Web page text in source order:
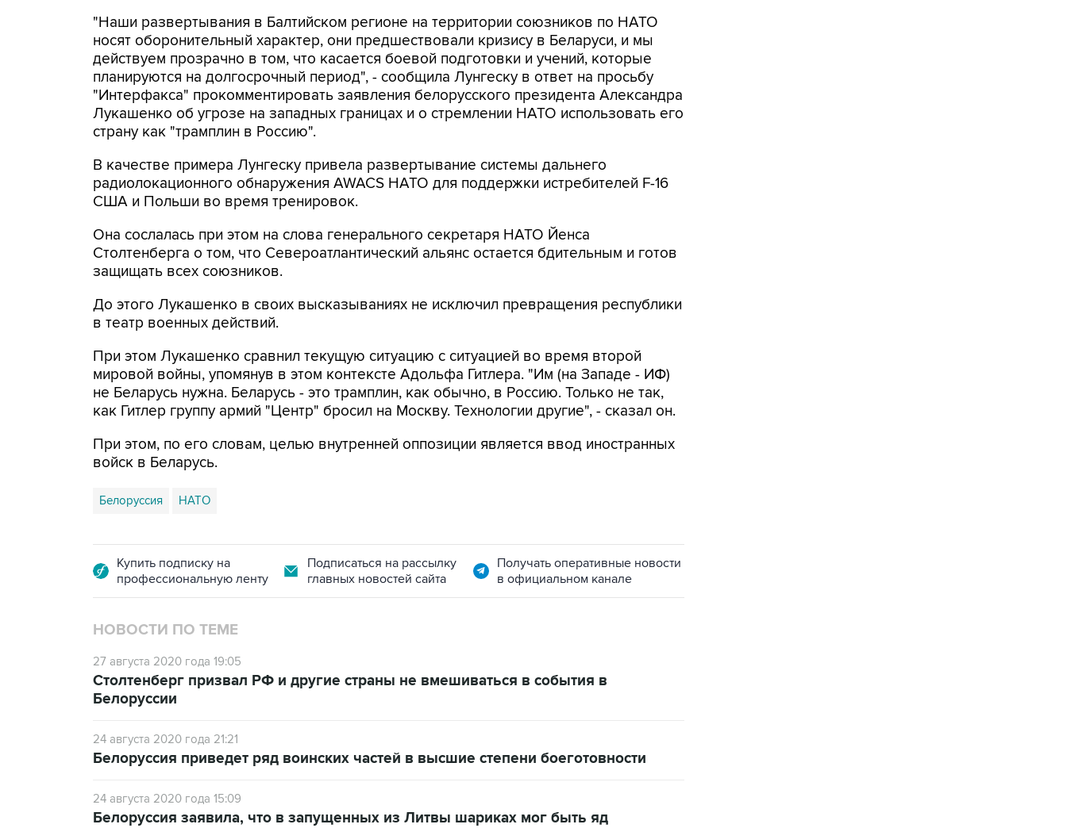
"Наши развертывания в Балтийском регионе на территории союзников по НАТО
носят оборонительный характер, они предшествовали кризису в Беларуси, и мы
действуем прозрачно в том, что касается боевой подготовки и учений, которые
планируются на долгосрочный период", - сообщила Лунгеску в ответ на просьбу
"Интерфакса" прокомментировать заявления белорусского президента Александра
Лукашенко об угрозе на западных границах и о стремлении НАТО использовать его
страну как "трамплин в Россию".
В качестве примера Лунгеску привела развертывание системы дальнего
радиолокационного обнаружения AWACS НАТО для поддержки истребителей F-16
США и Польши во время тренировок.
Она сослалась при этом на слова генерального секретаря НАТО Йенса
Столтенберга о том, что Североатлантический альянс остается бдительным и готов
защищать всех союзников.
До этого Лукашенко в своих высказываниях не исключил превращения республики
в театр военных действий.
При этом Лукашенко сравнил текущую ситуацию с ситуацией во время второй
мировой войны, упомянув в этом контексте Адольфа Гитлера. "Им (на Западе - ИФ)
не Беларусь нужна. Беларусь - это трамплин, как обычно, в Россию. Только не так,
как Гитлер группу армий "Центр" бросил на Москву. Технологии другие", - сказал он.
При этом, по его словам, целью внутренней оппозиции является ввод иностранных
войск в Беларусь.
Белоруссия НАТО
Купить подписку на
профессиональную ленту
Подписаться на рассылку
главных новостей сайта
Получать оперативные новости
в официальном канале
НОВОСТИ ПО ТЕМЕ
27 августа 2020 года 19:05
Столтенберг призвал РФ и другие страны не вмешиваться в события в
Белоруссии
24 августа 2020 года 21:21
Белоруссия приведет ряд воинских частей в высшие степени боеготовности
24 августа 2020 года 15:09
Белоруссия заявила, что в запущенных из Литвы шариках мог быть яд